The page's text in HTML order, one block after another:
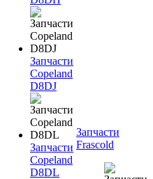
Запчасти
Copeland
D8DJ
Запчасти
Copeland
D8DL
Запчасти
Frascold